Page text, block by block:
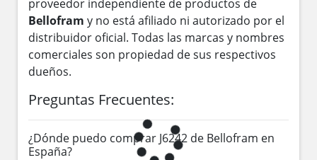
proveedor independiente de productos de
Bellofram y no está afiliado ni autorizado por el
distribuidor oficial. Todas las marcas y nombres
comerciales son propiedad de sus respectivos
dueños.
Preguntas Frecuentes:
¿Dónde puedo comprar J6242 de Bellofram en
España?